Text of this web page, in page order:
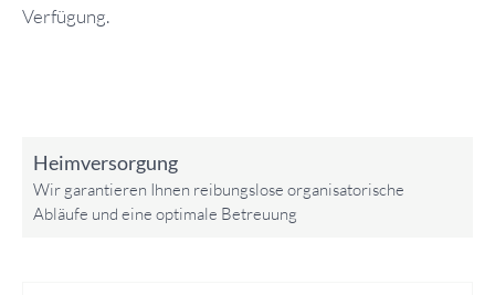
Verfügung.
Heimversorgung
Wir garantieren Ihnen reibungslose organisatorische
Abläufe und eine optimale Betreuung